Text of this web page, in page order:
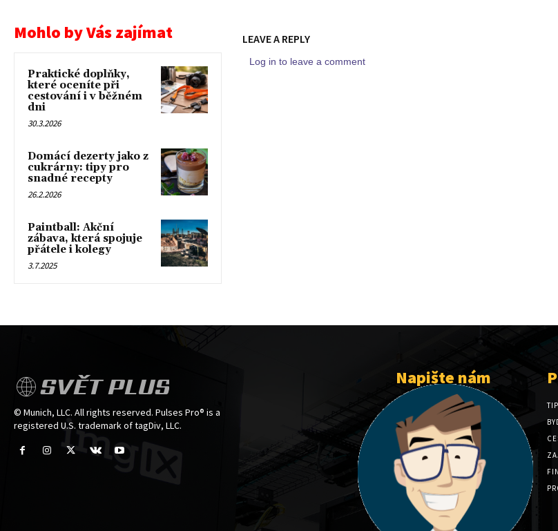
Mohlo by Vás zajímat
Praktické doplňky,
které oceníte při
cestování i v běžném
dni
30.3.2026
Domácí dezerty jako z
cukrárny: tipy pro
snadné recepty
26.2.2026
Paintball: Akční
zábava, která spojuje
přátele i kolegy
3.7.2025
LEAVE A REPLY
Log in to leave a comment
SVĚT PLUS
© Munich, LLC. All rights reserved. Pulses Pro® is a
registered U.S. trademark of tagDiv, LLC.
Napište nám